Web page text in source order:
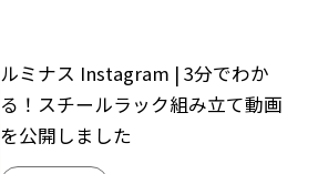
ルミナス Instagram | 3分でわか
る！スチールラック組み立て動画
を公開しました